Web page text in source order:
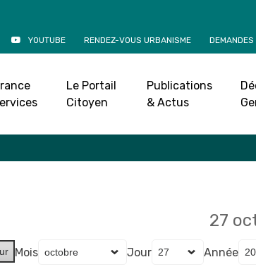
YOUTUBE RENDEZ-VOUS URBANISME
Le Portail
Citoyen
Publications
& Actus
Accueil»Agenda
27
Mois Jour
Année